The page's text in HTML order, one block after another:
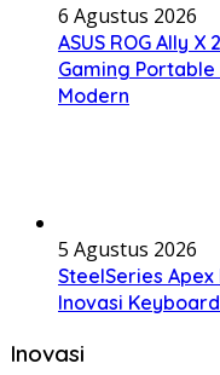
6 Agustus 2026
ASUS ROG Ally
Gaming
Modern
5 Agustus 2026
SteelSeries
Inovasi
Inovasi